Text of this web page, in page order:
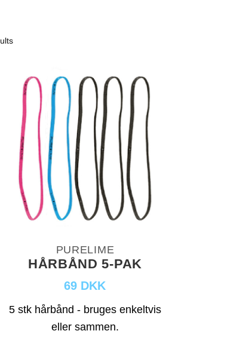
PURELIME
HÅRBÅND 5-PAK
69 DKK
5 stk hårbånd - bruges enkeltvis
eller sammen.